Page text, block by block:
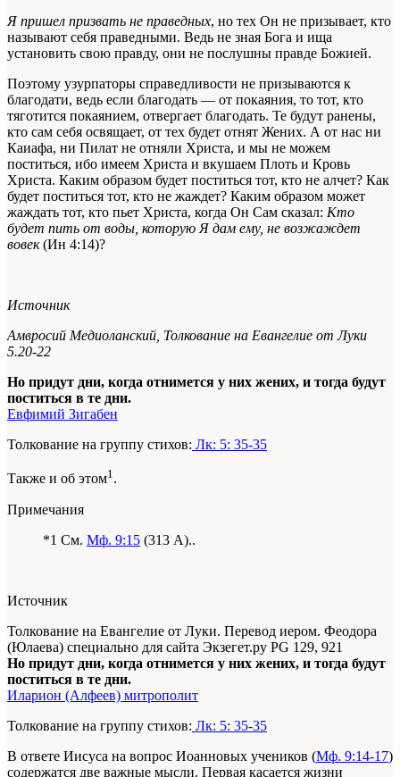
Я пришел призвать не праведных, но тех Он не призывает, кто
называют себя праведными. Ведь не зная Бога и ища
установить свою правду, они не послушны правде Божией.
Поэтому узурпаторы справедливости не призываются к
благодати, ведь если благодать — от покаяния, то тот, кто
тяготится покаянием, отвергает благодать. Те будут ранены,
кто сам себя освящает, от тех будет отнят Жених. А от нас ни
Каиафа, ни Пилат не отняли Христа, и мы не можем
поститься, ибо имеем Христа и вкушаем Плоть и Кровь
Христа. Каким образом будет поститься тот, кто не алчет? Как
будет поститься тот, кто не жаждет? Каким образом может
жаждать тот, кто пьет Христа, когда Он Сам сказал: Кто
будет пить от воды, которую Я дам ему, не возжаждет
вовек(Ин 4:14)?
Источник
Амвросий Медиоланский, Толкование на Евангелие от Луки
5.20-22
Но придут дни, когда отнимется у них жених, и тогда будут
поститься в те дни.
Евфимий Зигабен
Толкование на группу стихов: Лк: 5: 35-35
Также и об этом1.
Примечания
*1 См. Мф. 9:15 (313 A)..
Источник
Толкование на Евангелие от Луки. Перевод иером. Феодора
(Юлаева) специально для сайта Экзегет.ру PG 129, 921
Но придут дни, когда отнимется у них жених, и тогда будут
поститься в те дни.
Иларион (Алфеев) митрополит
Толкование на группу стихов: Лк: 5: 35-35
В ответе Иисуса на вопрос Иоанновых учеников (Мф. 9:14-17)
содержатся две важные мысли. Первая касается жизни